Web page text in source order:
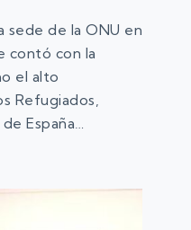
sede de la ONU en
contó con la
el alto
Refugiados,
España…